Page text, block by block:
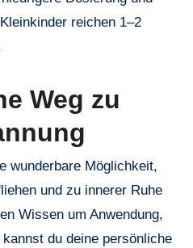
reichen 1–2
Weg zu
wunderbare Möglichkeit,
und zu innerer Ruhe
Wissen um Anwendung,
du deine persönliche